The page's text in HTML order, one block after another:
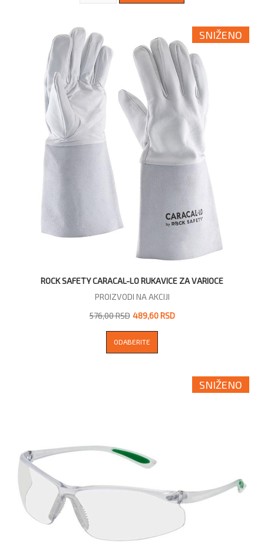
SNIŽENO
ROCK SAFETY CARACAL-LO RUKAVICE ZA VARIOCE
PROIZVODI NA AKCIJI
576,00 RSD 489,60 RSD
ODABERITE
SNIŽENO